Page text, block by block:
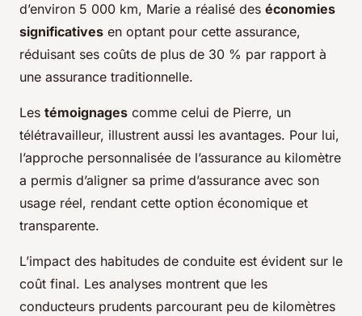
d’environ 5 000 km, Marie a réalisé des économies
significatives en optant pour cette assurance,
réduisant ses coûts de plus de 30 % par rapport à
une assurance traditionnelle.
Les témoignages comme celui de Pierre, un
télétravailleur, illustrent aussi les avantages. Pour lui,
l’approche personnalisée de l’assurance au kilomètre
a permis d’aligner sa prime d’assurance avec son
usage réel, rendant cette option économique et
transparente.
L’impact des habitudes de conduite est évident sur le
coût final. Les analyses montrent que les
conducteurs prudents parcourant peu de kilomètres